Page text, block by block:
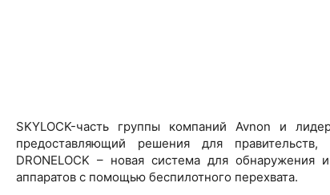
SKYLOCK-часть группы компаний Avnon и
предоставляющий решения для
DRONELOCK – новая система для обнаружения
аппаратов с помощью беспилотного перехвата.